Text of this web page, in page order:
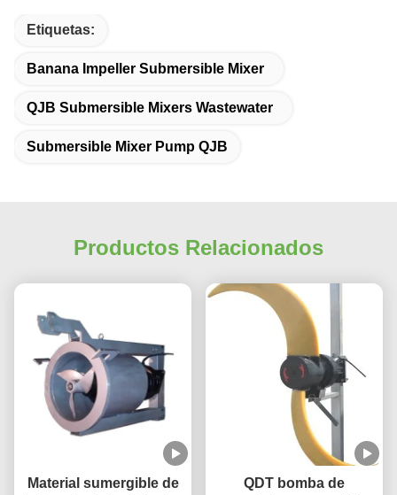
Etiquetas:
Banana Impeller Submersible Mixer
QJB Submersible Mixers Wastewater
Submersible Mixer Pump QJB
Productos Relacionados
Material sumergible de
QDT bomba de